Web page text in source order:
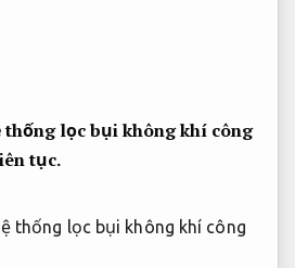
thống lọc bụi không khí công
tục.